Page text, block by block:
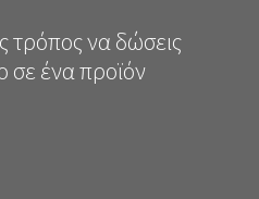
τρόπος να δώσεις
σε ένα προϊόν